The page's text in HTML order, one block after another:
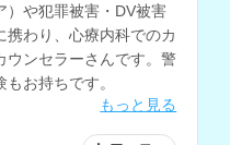
）や犯罪被害・DV被害
携わり、心療内科でのカ
ウンセラーさんです。警
お持ちです。
もっと見る